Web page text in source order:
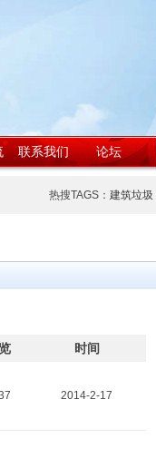
联系我们 论坛
热搜TAGS： 建筑垃圾
时间
2014-2-17